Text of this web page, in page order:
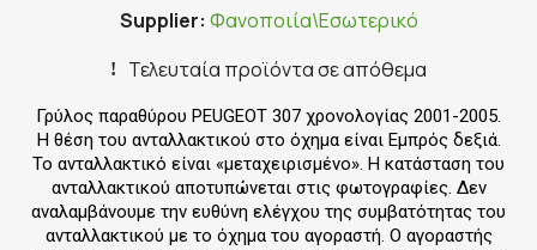
Supplier Φανοποιία\Εσωτερικό
Τελευταία προϊόντα σε απόθεμα
Γρύλος παραθύρου PEUGEOT 307 χρονολογίας 2001-2005.
Η θέση του ανταλλακτικού στο όχημα είναι Εμπρός δεξιά.
Το ανταλλακτικό είναι «μεταχειρισμένο». Η κατάσταση του
ανταλλακτικού αποτυπώνεται στις φωτογραφίες. Δεν
αναλαμβάνουμε την ευθύνη ελέγχου της συμβατότητας του
ανταλλακτικού με το όχημα του αγοραστή. Ο αγοραστής